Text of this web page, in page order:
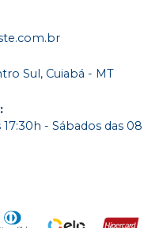
Sul, Cuiabá - MT
:
- Sábados das 08